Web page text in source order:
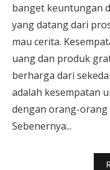
banget keuntungan
yang datang dari
mau cerita.
uang dan produk
berharga dari
adalah kesempatan
dengan orang-orang
Sebenernya...